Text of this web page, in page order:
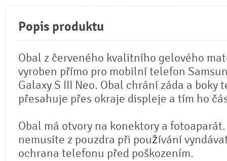
Popis produktu
Obal z červeného kvalitního gelového
vyroben přímo pro mobilní telefon
Galaxy S III Neo. Obal chrání záda a boky
přesahuje přes okraje displeje a tím ho
Obal má otvory na konektory a
nemusíte z pouzdra při používání
ochrana telefonu před poškozením.